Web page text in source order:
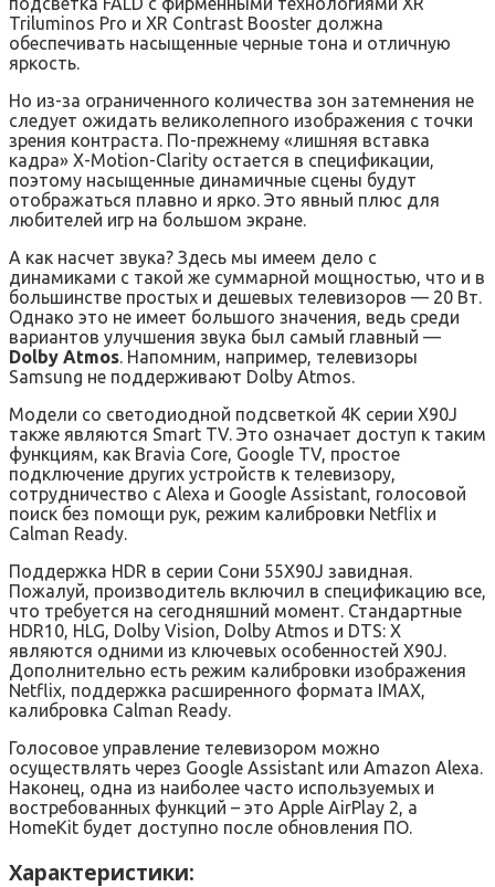
Triluminos Pro и XR Contrast Booster должна
обеспечивать насыщенные черные тона и отличную
яркость.
Но из-за ограниченного количества зон затемнения не
следует ожидать великолепного изображения с точки
зрения контраста. По-прежнему «лишняя вставка
кадра» X-Motion-Clarity остается в спецификации,
поэтому насыщенные динамичные сцены будут
отображаться плавно и ярко. Это явный плюс для
любителей игр на большом экране.
А как насчет звука? Здесь мы имеем дело с
динамиками с такой же суммарной мощностью, что и в
большинстве простых и дешевых телевизоров — 20 Вт.
Однако это не имеет большого значения, ведь среди
вариантов улучшения звука был самый главный —
Dolby Atmos. Напомним, например, телевизоры
Samsung не поддерживают Dolby Atmos.
Модели со светодиодной подсветкой 4K серии X90J
также являются Smart TV. Это означает доступ к таким
функциям, как Bravia Core, Google TV, простое
подключение других устройств к телевизору,
сотрудничество с Alexa и Google Assistant, голосовой
поиск без помощи рук, режим калибровки Netflix и
Calman Ready.
Поддержка HDR в серии Сони 55X90J завидная.
Пожалуй, производитель включил в спецификацию все,
что требуется на сегодняшний момент. Стандартные
HDR10, HLG, Dolby Vision, Dolby Atmos и DTS: X
являются одними из ключевых особенностей X90J.
Дополнительно есть режим калибровки изображения
Netflix, поддержка расширенного формата IMAX,
калибровка Calman Ready.
Голосовое управление телевизором можно
осуществлять через Google Assistant или Amazon Alexa.
Наконец, одна из наиболее часто используемых и
востребованных функций – это Apple AirPlay 2, а
HomeKit будет доступно после обновления ПО.
Характеристики: